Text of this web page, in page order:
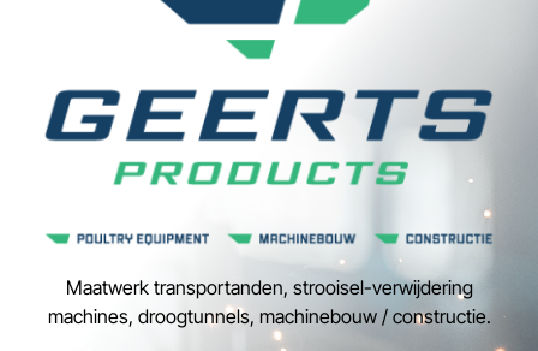
Maatwerk transportanden, strooisel-verwijdering
machines, droogtunnels, machinebouw / constructie.